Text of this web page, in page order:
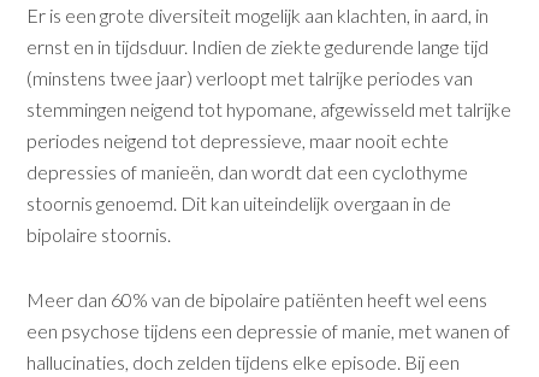
Er is een grote diversiteit mogelijk aan klachten, in aard, in
ernst en in tijdsduur. Indien de ziekte gedurende lange tijd
(minstens twee jaar) verloopt met talrijke periodes van
stemmingen neigend tot hypomane, afgewisseld met talrijke
periodes neigend tot depressieve, maar nooit echte
depressies of manieën, dan wordt dat een cyclothyme
stoornis genoemd. Dit kan uiteindelijk overgaan in de
bipolaire stoornis.
Meer dan 60% van de bipolaire patiënten heeft wel eens
een psychose tijdens een depressie of manie, met wanen of
hallucinaties, doch zelden tijdens elke episode. Bij een